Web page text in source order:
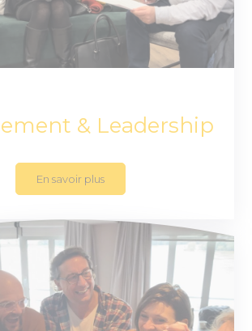
& Leadership
En savoir plus